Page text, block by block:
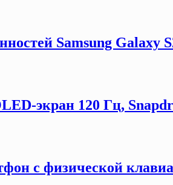
Samsung Galaxy
экран 120 Гц,
с физической